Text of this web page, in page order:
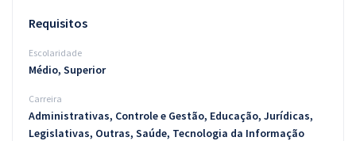
Requisitos
Escolaridade
Médio, Superior
Carreira
Administrativas, Controle e Gestão, Educação, Jurídicas,
Legislativas, Outras, Saúde, Tecnologia da Informação